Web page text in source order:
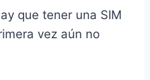
que tener una SIM
vez aún no